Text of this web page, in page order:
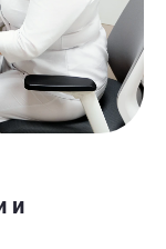
и